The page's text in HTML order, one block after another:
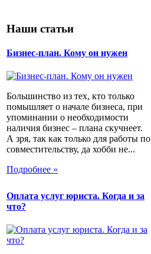
Наши статьи
Бизнес-план. Кому он нужен
Большинство из тех, кто только
помышляет о начале бизнеса, при
упоминании о необходимости
наличия бизнес – плана скучнеет.
А зря, так как только для работы по
совместительству, да хобби не...
Подробнее »
Оплата услуг юриста. Когда и за
что?